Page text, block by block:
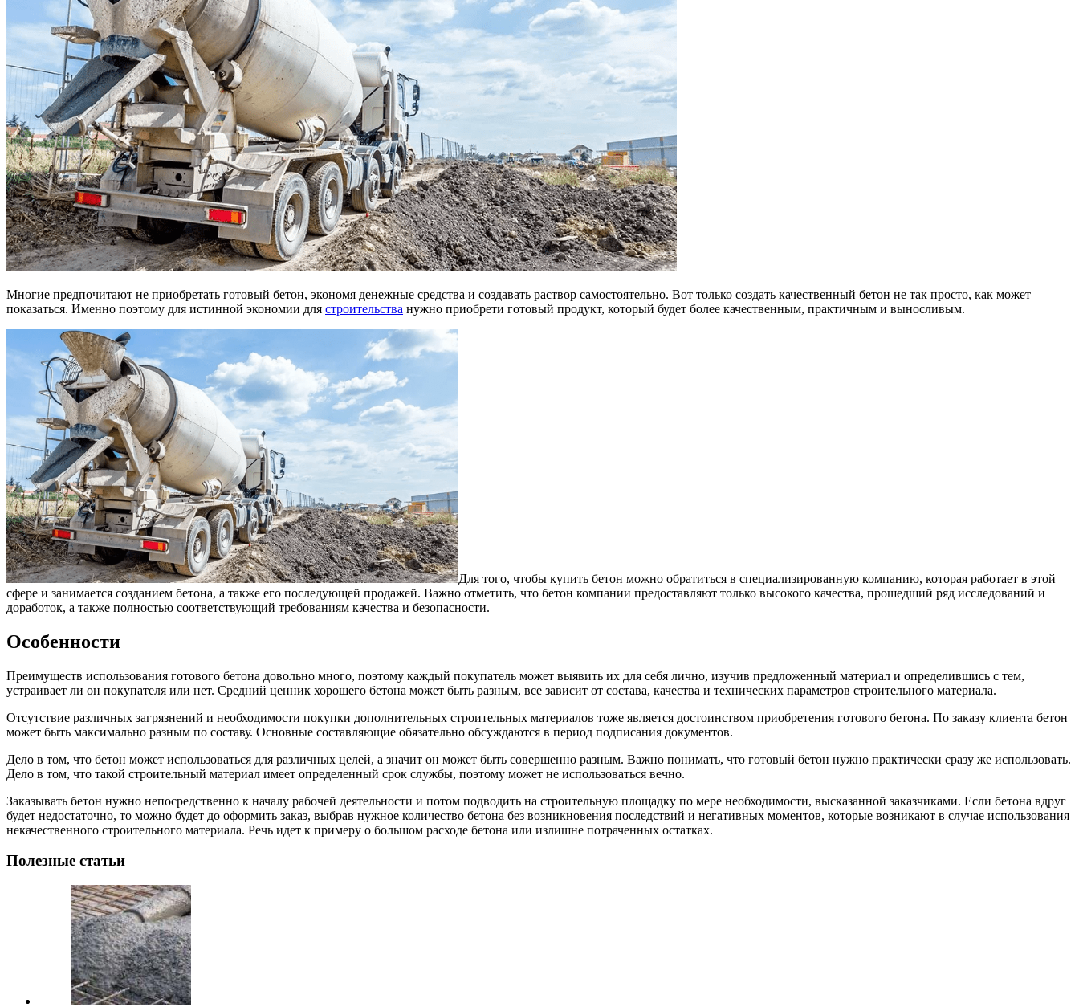
Многие предпочитают не приобретать готовый бетон, экономя денежные средства и создавать раствор самостоятельно. Вот только создать качественный бетон не так просто, как может
показаться. Именно поэтому для истинной экономии для строительства нужно приобрети готовый продукт, который будет более качественным, практичным и выносливым.
Для того, чтобы купить бетон можно обратиться в специализированную компанию, которая работает в этой
сфере и занимается созданием бетона, а также его последующей продажей. Важно отметить, что бетон компании предоставляют только высокого качества, прошедший ряд исследований и
доработок, а также полностью соответствующий требованиям качества и безопасности.
Особенности
Преимуществ использования готового бетона довольно много, поэтому каждый покупатель может выявить их для себя лично, изучив предложенный материал и определившись с тем,
устраивает ли он покупателя или нет. Средний ценник хорошего бетона может быть разным, все зависит от состава, качества и технических параметров строительного материала.
Отсутствие различных загрязнений и необходимости покупки дополнительных строительных материалов тоже является достоинством приобретения готового бетона. По заказу клиента бетон
может быть максимально разным по составу. Основные составляющие обязательно обсуждаются в период подписания документов.
Дело в том, что бетон может использоваться для различных целей, а значит он может быть совершенно разным. Важно понимать, что готовый бетон нужно практически сразу же использовать.
Дело в том, что такой строительный материал имеет определенный срок службы, поэтому может не использоваться вечно.
Заказывать бетон нужно непосредственно к началу рабочей деятельности и потом подводить на строительную площадку по мере необходимости, высказанной заказчиками. Если бетона вдруг
будет недостаточно, то можно будет до оформить заказ, выбрав нужное количество бетона без возникновения последствий и негативных моментов, которые возникают в случае использования
некачественного строительного материала. Речь идет к примеру о большом расходе бетона или излишне потраченных остатках.
Полезные статьи